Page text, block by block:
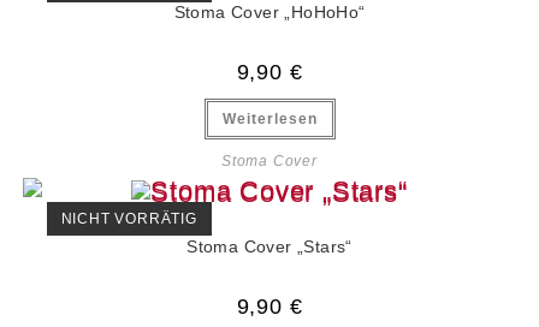
Stoma Cover „HoHoHo“
9,90 €
Weiterlesen
Stoma Cover
NICHT VORRÄTIG
Stoma Cover „Stars“
9,90 €